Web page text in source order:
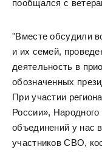
пообщался с
"Вместе обсудили
и их семей,
деятельность в
обозначенных
При участии
России»,
объединений у нас
участников СВО,